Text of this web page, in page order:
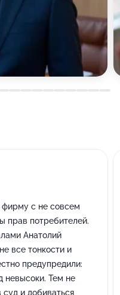
фирму с не совсем
прав потребителей.
Анатолий
все тонкости и
предупредили:
невысоки. Тем не
и добиваться